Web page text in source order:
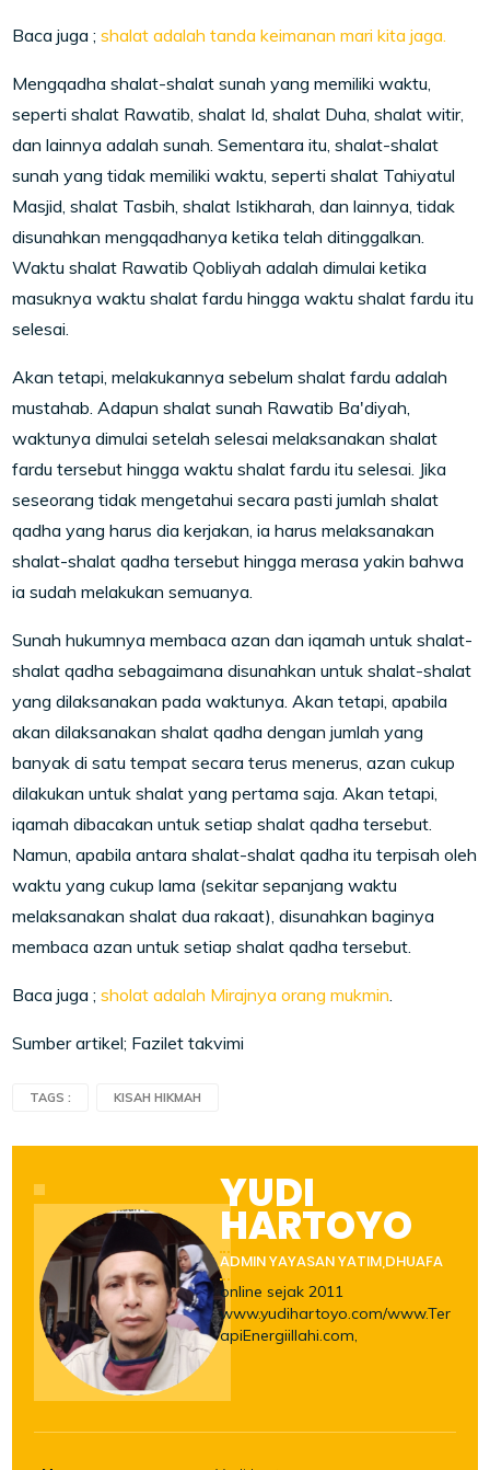
Baca juga ;shalat adalah tanda keimanan mari kita jaga.
Mengqadha shalat-shalat sunah yang memiliki waktu,
seperti shalat Rawatib, shalat Id, shalat Duha, shalat witir,
dan lainnya adalah sunah. Sementara itu, shalat-shalat
sunah yang tidak memiliki waktu, seperti shalat Tahiyatul
Masjid, shalat Tasbih, shalat Istikharah, dan lainnya, tidak
disunahkan mengqadhanya ketika telah ditinggalkan.
Waktu shalat Rawatib Qobliyah adalah dimulai ketika
masuknya waktu shalat fardu hingga waktu shalat fardu itu
selesai.
Akan tetapi, melakukannya sebelum shalat fardu adalah
mustahab. Adapun shalat sunah Rawatib Ba'diyah,
waktunya dimulai setelah selesai melaksanakan shalat
fardu tersebut hingga waktu shalat fardu itu selesai. Jika
seseorang tidak mengetahui secara pasti jumlah shalat
qadha yang harus dia kerjakan, ia harus melaksanakan
shalat-shalat qadha tersebut hingga merasa yakin bahwa
ia sudah melakukan semuanya.
Sunah hukumnya membaca azan dan iqamah untuk shalat-
shalat qadha sebagaimana disunahkan untuk shalat-shalat
yang dilaksanakan pada waktunya. Akan tetapi, apabila
akan dilaksanakan shalat qadha dengan jumlah yang
banyak di satu tempat secara terus menerus, azan cukup
dilakukan untuk shalat yang pertama saja. Akan tetapi,
iqamah dibacakan untuk setiap shalat qadha tersebut.
Namun, apabila antara shalat-shalat qadha itu terpisah oleh
waktu yang cukup lama (sekitar sepanjang waktu
melaksanakan shalat dua rakaat), disunahkan baginya
membaca azan untuk setiap shalat qadha tersebut.
Baca juga ;sholat adalah Mirajnya orang mukmin.
Sumber artikel; Fazilet takvimi
TAGS : KISAH HIKMAH
YUDI
HARTOYO
ADMIN YAYASAN YATIM,DHUAFA
online sejak 2011
www.yudihartoyo.com/www.Ter
apiEnergiillahi.com,